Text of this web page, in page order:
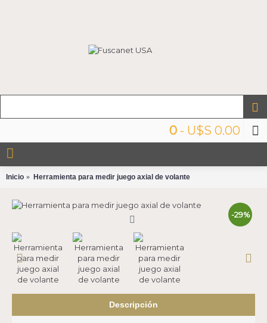
0 - U$S 0.00
Inicio Herramienta para medir juego axial de volante
-29%
Descripción